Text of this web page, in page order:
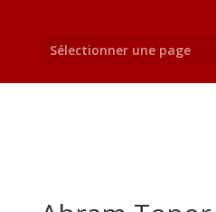
Sélectionner une page